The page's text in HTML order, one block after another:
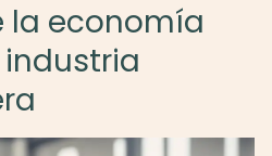
la economía